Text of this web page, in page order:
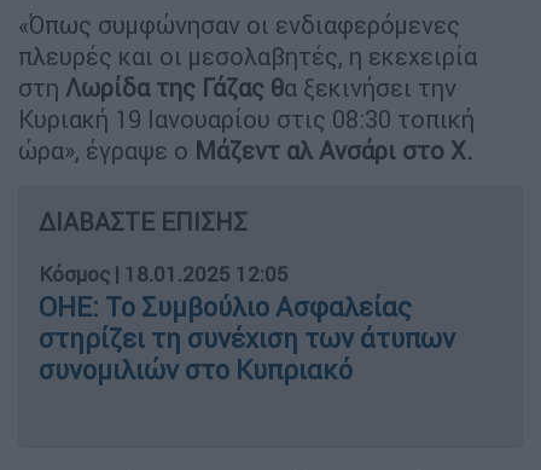
«Όπως συμφώνησαν οι ενδιαφερόμενες
πλευρές και οι μεσολαβητές, η εκεχειρία
στη Λωρίδα της Γάζας θα ξεκινήσει την
Κυριακή 19 Ιανουαρίου στις 08:30 τοπική
ώρα», έγραψε ο Μάζεντ αλ Ανσάρι στο Χ.
ΔΙΑΒΑΣΤΕ ΕΠΙΣΗΣ
Κόσμος | 18.01.2025 12:05
ΟΗΕ: Το Συμβούλιο Ασφαλείας
στηρίζει τη συνέχιση των άτυπων
συνομιλιών στο Κυπριακό